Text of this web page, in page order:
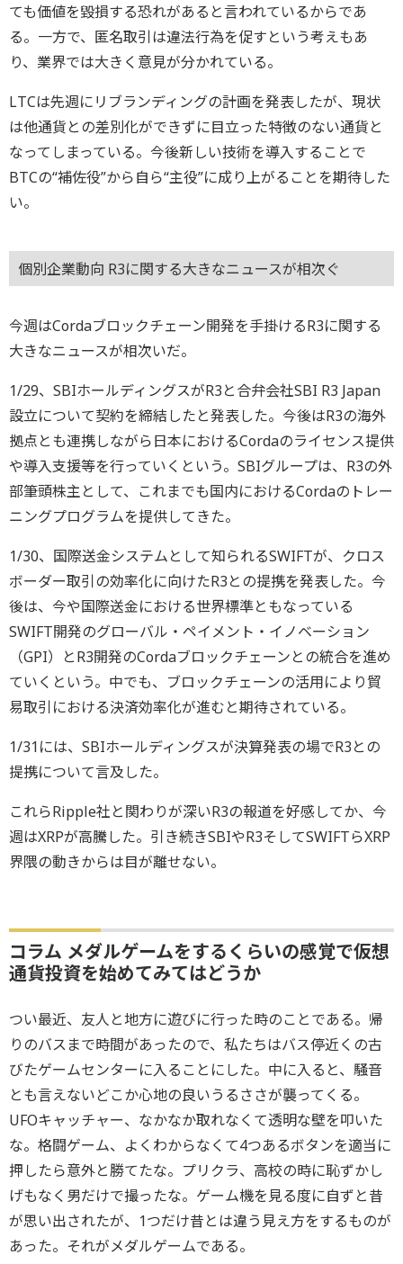
ても価値を毀損する恐れがあると言われているからであ
る。一方で、匿名取引は違法行為を促すという考えもあ
り、業界では大きく意見が分かれている。
LTCは先週にリブランディングの計画を発表したが、現状
は他通貨との差別化ができずに目立った特徴のない通貨と
なってしまっている。今後新しい技術を導入することで
BTCの“補佐役”から自ら“主役”に成り上がることを期待した
い。
個別企業動向 R3に関する大きなニュースが相次ぐ
今週はCordaブロックチェーン開発を手掛けるR3に関する
大きなニュースが相次いだ。
1/29、SBIホールディングスがR3と合弁会社SBI R3 Japan
設立について契約を締結したと発表した。今後はR3の海外
拠点とも連携しながら日本におけるCordaのライセンス提供
や導入支援等を行っていくという。SBIグループは、R3の外
部筆頭株主として、これまでも国内におけるCordaのトレー
ニングプログラムを提供してきた。
1/30、国際送金システムとして知られるSWIFTが、クロス
ボーダー取引の効率化に向けたR3との提携を発表した。今
後は、今や国際送金における世界標準ともなっている
SWIFT開発のグローバル・ペイメント・イノベーション
（GPI）とR3開発のCordaブロックチェーンとの統合を進め
ていくという。中でも、ブロックチェーンの活用により貿
易取引における決済効率化が進むと期待されている。
1/31には、SBIホールディングスが決算発表の場でR3との
提携について言及した。
これらRipple社と関わりが深いR3の報道を好感してか、今
週はXRPが高騰した。引き続きSBIやR3そしてSWIFTらXRP
界隈の動きからは目が離せない。
コラム メダルゲームをするくらいの感覚で仮想
通貨投資を始めてみてはどうか
つい最近、友人と地方に遊びに行った時のことである。帰
りのバスまで時間があったので、私たちはバス停近くの古
びたゲームセンターに入ることにした。中に入ると、騒音
とも言えないどこか心地の良いうるささが襲ってくる。
UFOキャッチャー、なかなか取れなくて透明な壁を叩いた
な。格闘ゲーム、よくわからなくて4つあるボタンを適当に
押したら意外と勝てたな。プリクラ、高校の時に恥ずかし
げもなく男だけで撮ったな。ゲーム機を見る度に自ずと昔
が思い出されたが、1つだけ昔とは違う見え方をするものが
あった。それがメダルゲームである。